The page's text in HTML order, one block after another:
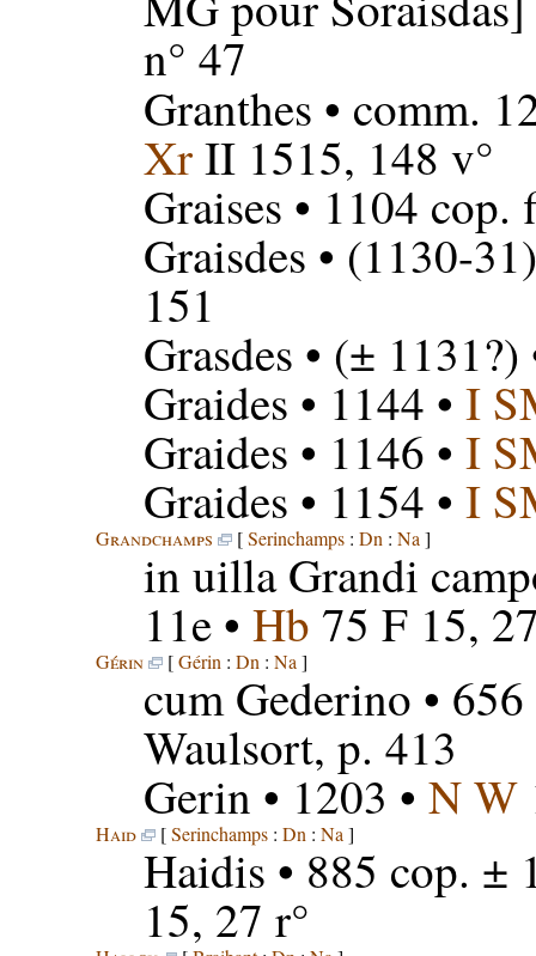
n° 47
Granthes • comm.
XrII 1515, 148 v°
Graises • 1104 cop.
Graisdes • (1130-
151
Grasdes • (±
Graides • 1144 • I
Graides • 1146 • I
Graides • 1154 • I
Grandchamps [Serinchamps: Dn : Na ]
in uilla Grandi
11e • Hb 75 F 15,
Gérin [Gérin : Dn : Na ]
cum Gederino •
Waulsort, p. 413
Gerin • 1203 • N W
Haid [Serinchamps: Dn : Na ]
Haidis • 885 cop. ±
15, 27 r°